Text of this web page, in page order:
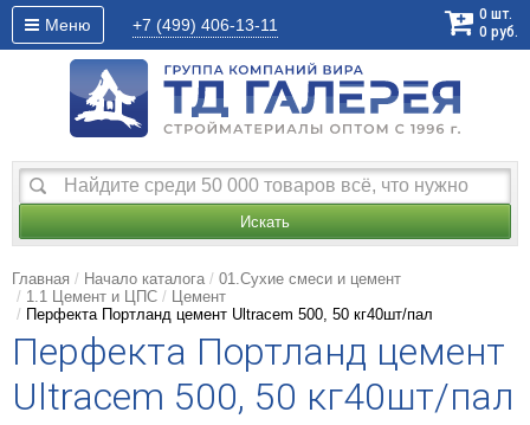
Меню +7 (499) 406-13-11
0 шт.
0 руб.
Искать
Главная Начало каталога
01.Сухие смеси и цемент
1.1 Цемент и ЦПС
Цемент
Перфекта Портланд цемент Ultracem 500, 50 кг40шт/пал
Перфекта Портланд цемент
Ultracem 500, 50 кг40шт/пал